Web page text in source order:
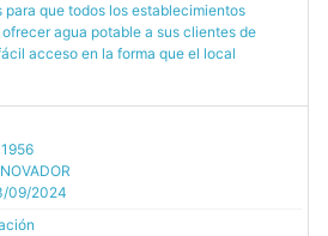
para que todos los establecimientos
agua potable a sus clientes de
acceso en la forma que el local
09/2024